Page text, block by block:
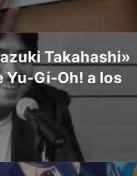
Takahashi»
Yu-Gi-Oh! a los